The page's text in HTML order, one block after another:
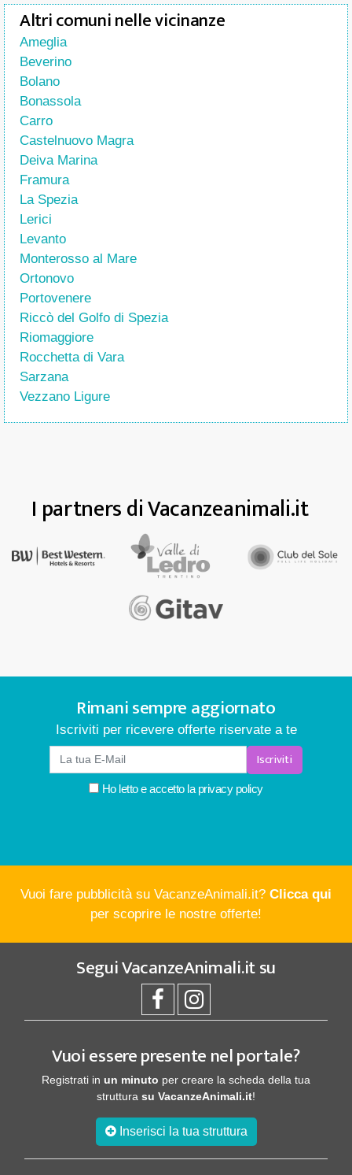
Altri comuni nelle vicinanze
Ameglia
Beverino
Bolano
Bonassola
Carro
Castelnuovo Magra
Deiva Marina
Framura
La Spezia
Lerici
Levanto
Monterosso al Mare
Ortonovo
Portovenere
Riccò del Golfo di Spezia
Riomaggiore
Rocchetta di Vara
Sarzana
Vezzano Ligure
I partners di Vacanzeanimali.it
Rimani sempre aggiornato
Iscriviti per ricevere offerte riservate a te
Iscriviti
Ho letto e accetto la privacy policy
Vuoi fare pubblicità su VacanzeAnimali.it? Clicca qui
per scoprire le nostre offerte!
SeguiVacanzeAnimali.itsu
Vuoi essere presente nel portale?
Registrati in un minuto per creare la scheda della tua
struttura su VacanzeAnimali.it!
Inserisci la tua struttura